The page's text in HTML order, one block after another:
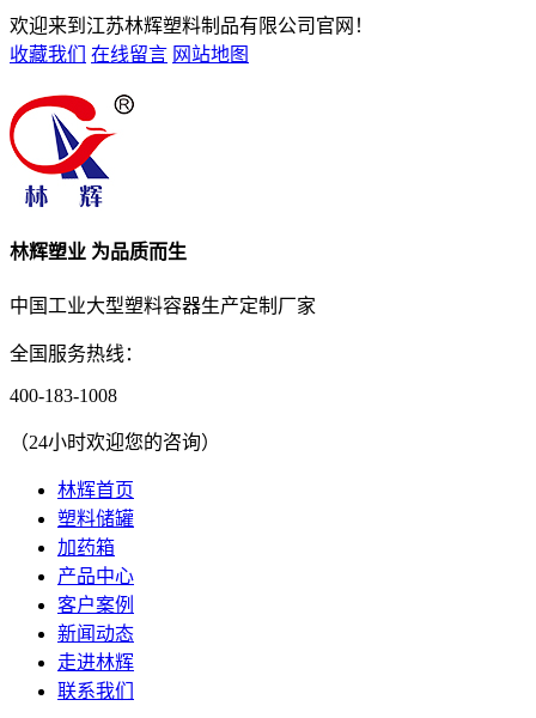
欢迎来到江苏林辉塑料制品有限公司官网！
收藏我们
在线留言 网站地图
林辉塑业 为品质而生
中国工业大型塑料容器生产定制厂家
全国服务热线：
400-183-1008
（24小时欢迎您的咨询）
林辉首页
塑料储罐
加药箱
产品中心
客户案例
新闻动态
走进林辉
联系我们